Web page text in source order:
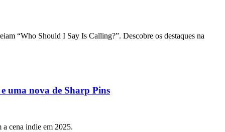
“Who Should I Say Is Calling?”. Descobre os destaques na
uma nova de Sharp Pins
cena indie em 2025.